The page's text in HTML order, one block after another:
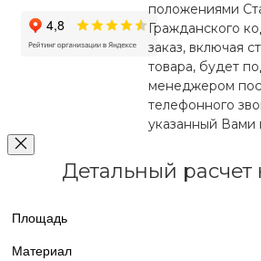
положениями
Гражданского
заказ, включая
товара, будет
менеджером
телефонного
указанный Вами
Детальный расчет
Площадь
Материал